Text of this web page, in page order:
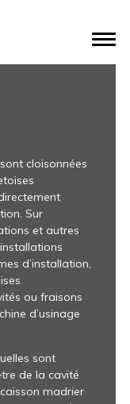
cloisonnées
Sur
et autres
d’installation,
ou fraisons
d’usinage
sont
de la cavité
madrier